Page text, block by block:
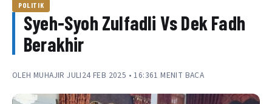
POLITIK
Syeh-Syoh Zulfadli Vs Dek Fadh
Berakhir
OLEH MUHAJIR JULI24 FEB 2025 • 16:361 MENIT BACA